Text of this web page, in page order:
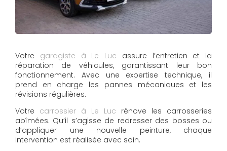
Votre garagiste à Le Luc assure l’entretien et la
réparation de véhicules, garantissant leur bon
fonctionnement. Avec une expertise technique, il
prend en charge les pannes mécaniques et les
révisions régulières.
Votre carrossier à Le Luc rénove les carrosseries
abîmées. Qu’il s’agisse de redresser des bosses ou
d’appliquer une nouvelle peinture, chaque
intervention est réalisée avec soin.